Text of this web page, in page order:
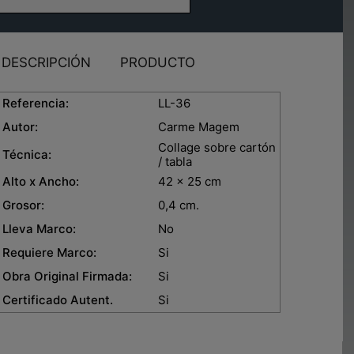
DESCRIPCIÓN PRODUCTO
LL-36
Autor:
Carme Magem
Técnica:
Collage sobre cartón
/ tabla
x Ancho:
42 x 25 cm
0,4 cm.
Marco:
No
Marco:
Si
Original Firmada:
Si
Autent.
Si